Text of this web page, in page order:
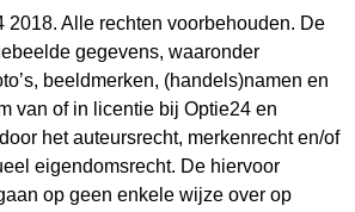
2018. Alle rechten voorbehouden. De
gegevens, waaronder
beeldmerken, (handels)namen en
van of in licentie bij Optie24 en
het auteursrecht, merkenrecht en/of
eigendomsrecht. De hiervoor
op geen enkele wijze over op